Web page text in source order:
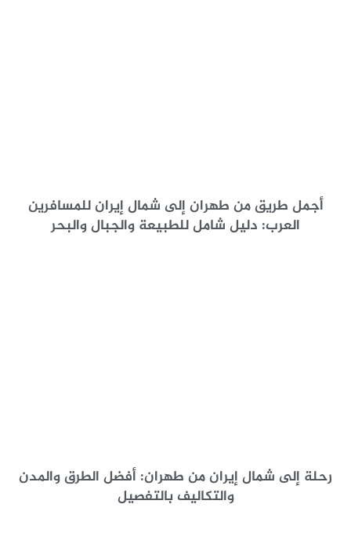
أجمل طريق من طهران إلى شمال إيران للمسافرين
العرب: دليل شامل للطبيعة والجبال والبحر
رحلة إلى شمال إيران من طهران: أفضل الطرق والمدن
والتكاليف بالتفصيل